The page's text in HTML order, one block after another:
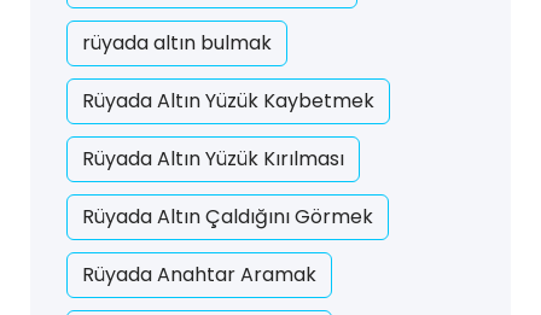
rüyada altın bulmak
Rüyada Altın Yüzük Kaybetmek
Rüyada Altın Yüzük Kırılması
Rüyada Altın Çaldığını Görmek
Rüyada Anahtar Aramak